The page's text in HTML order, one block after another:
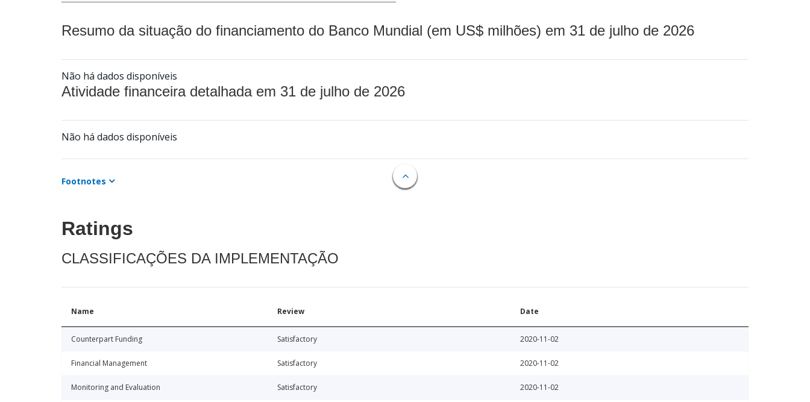
Resumo da situação do financiamento do Banco Mundial (em US$ milhões) em 31 de julho de 2026
Não há dados disponíveis
Atividade financeira detalhada em 31 de julho de 2026
Não há dados disponíveis
Footnotes
Ratings
CLASSIFICAÇÕES DA IMPLEMENTAÇÃO
Name Review Date
Counterpart Funding Satisfactory 2020-11-02
Financial Management Satisfactory 2020-11-02
Monitoring and Evaluation Satisfactory 2020-11-02